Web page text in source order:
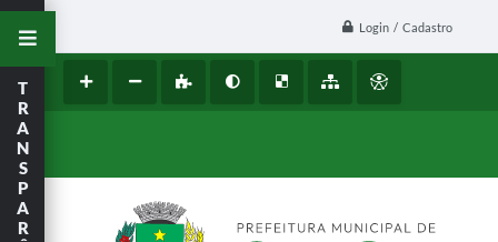
Login / Cadastro
T
R
A
N
S
P
A
R